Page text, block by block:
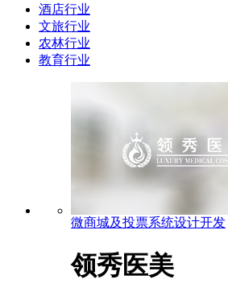
酒店行业
文旅行业
农林行业
教育行业
微商城及投票系统设计开发
领秀医美